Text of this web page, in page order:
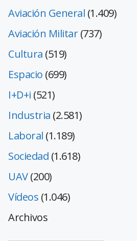
Aviación General (1.409)
Aviación Militar(737)
Cultura (519)
Espacio (699)
I+D+i (521)
Industria (2.581)
Laboral (1.189)
Sociedad (1.618)
UAV(200)
Vídeos (1.046)
Archivos